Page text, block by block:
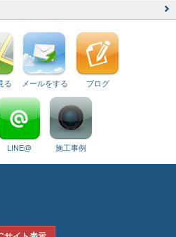
る メールをする ブログ
LINE@ 施工事例